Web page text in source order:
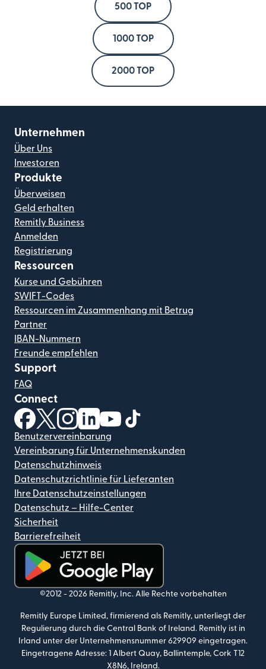
500 TOP
1000 TOP
2000 TOP
Unternehmen
Über Uns
Investoren
Produkte
Überweisen
Geld erhalten
Remitly Business
Anmelden
Registrierung
Ressourcen
Kurse und Gebühren
SWIFT-Codes
Ressourcen im Zusammenhang mit Betrug
Partner
IBAN-Nummern
Freunde empfehlen
Support
FAQ
Connect
(wird in einem neuen Fenster geöffnet)
(wird in einem neuen Fenster geöffnet)
(wird in einem neuen Fenster geöffnet)
(wird in einem neuen Fenster geöffnet)
(wird in einem neuen Fenster
Benutzervereinbarung
Vereinbarung für Unternehmenskunden
Datenschutzhinweis
Datenschutzrichtlinie für Lieferanten
Ihre Datenschutzeinstellungen
Datenschutz – Hilfe-Center
Sicherheit
Barrierefreiheit
(wird in einem neuen Fenster geöffnet)
©2012 - 2026 Remitly, Inc. Alle Rechte vorbehalten
Remitly Europe Limited, firmierend als Remitly, unterliegt der
Regulierung durch die Central Bank of Ireland. Remitly ist in
Irland unter der Unternehmensnummer 629909 eingetragen.
Eingetragene Adresse: 1 Albert Quay, Ballintemple, Cork T12
X8N6, Ireland.